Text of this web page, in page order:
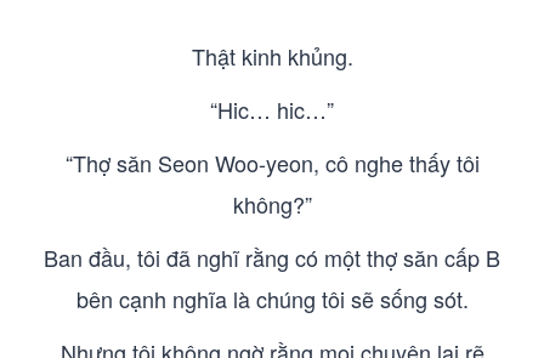
Thật kinh khủng.
“Hic… hic…”
“Thợ săn Seon Woo-yeon, cô nghe thấy tôi
không?”
Ban đầu, tôi đã nghĩ rằng có một thợ săn cấp B
bên cạnh nghĩa là chúng tôi sẽ sống sót.